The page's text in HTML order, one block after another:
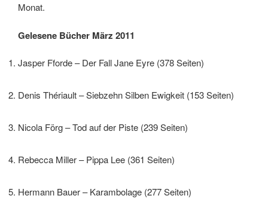
Monat.
Gelesene Bücher März 2011
Jasper Fforde – Der Fall Jane Eyre (378 Seiten)
Denis Thériault – Siebzehn Silben Ewigkeit (153 Seiten)
Nicola Förg – Tod auf der Piste (239 Seiten)
Rebecca Miller – Pippa Lee (361 Seiten)
Hermann Bauer – Karambolage (277 Seiten)